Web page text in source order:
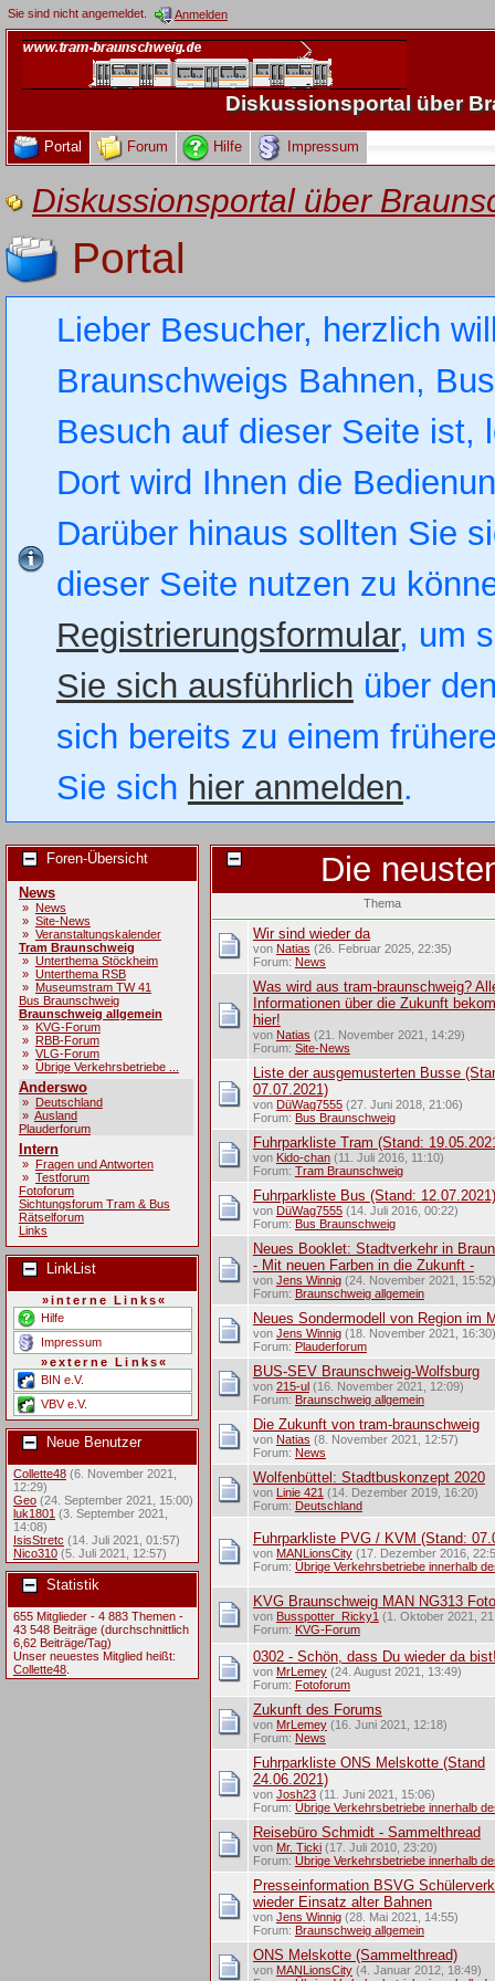
Sie sind nicht angemeldet. Anmelden
Diskussionsportal über
Portal Forum Hilfe Impressum
Diskussionsportal über
Portal
Lieber Besucher, herzlich
Braunschweigs Bahnen,
Besuch auf dieser Seite
Dort wird Ihnen die
Darüber hinaus sollten Sie
dieser Seite nutzen zu
Registrierungsformular, um
Sie sich ausführlich über
sich bereits zu einem
Sie sich hier anmelden.
Foren-Übersicht
News
» News
» Site-News
» Veranstaltungskalender
Tram Braunschweig
» Unterthema Stöckheim
» Unterthema RSB
» Museumstram TW 41
Bus Braunschweig
Braunschweig allgemein
» KVG-Forum
» RBB-Forum
» VLG-Forum
» Übrige Verkehrsbetriebe ...
Anderswo
» Deutschland
» Ausland
Plauderforum
Intern
» Fragen und Antworten
» Testforum
Fotoforum
Sichtungsforum Tram & Bus
Rätselforum
Links
LinkList
»interne Links«
Hilfe
Impressum
»externe Links«
BIN e.V.
VBV e.V.
Neue Benutzer
Collette48 (6. November 2021,
12:29)
Geo (24. September 2021, 15:00)
luk1801 (3. September 2021,
14:08)
IsisStretc (14. Juli 2021, 01:57)
Nico310 (5. Juli 2021, 12:57)
Statistik
655 Mitglieder - 4 883 Themen -
43 548 Beiträge (durchschnittlich
6,62 Beiträge/Tag)
Unser neuestes Mitglied heißt:
Collette48.
Die
Thema
Wir sind wieder da
von Natias (26. Februar 2025, 22:35)
Forum: News
Was wird aus tram-braunschweig?
Informationen über die Zukunft
hier!
von Natias (21. November 2021, 14:29)
Forum: Site-News
Liste der ausgemusterten Busse
07.07.2021)
von DüWag7555(27. Juni 2018, 21:06)
Forum: Bus Braunschweig
Fuhrparkliste Tram (Stand:
von Kido-chan(11. Juli 2016, 11:10)
Forum: Tram Braunschweig
Fuhrparkliste Bus (Stand: 12.07.2021)
von DüWag7555(14. Juli 2016, 00:22)
Forum: Bus Braunschweig
Neues Booklet: Stadtverkehr in
- Mit neuen Farben in die Zukunft -
von Jens Winnig(24. November 2021, 15:52)
Forum: Braunschweig allgemein
Neues Sondermodell von Region im
von Jens Winnig(18. November 2021, 16:30)
Forum: Plauderforum
BUS-SEV Braunschweig-Wolfsburg
von 215-ul(16. November 2021, 12:09)
Forum: Braunschweig allgemein
Die Zukunft von tram-braunschweig
von Natias (8. November 2021, 12:57)
Forum: News
Wolfenbüttel: Stadtbuskonzept 2020
von Linie 421 (14. Dezember 2019, 16:20)
Forum: Deutschland
Fuhrparkliste PVG / KVM (Stand:
von MANLionsCity(17. Dezember 2016,
Forum: Übrige Verkehrsbetriebe innerhalb
KVG Braunschweig MAN NG313
von Busspotter_Ricky1 (1. Oktober 2021,
Forum: KVG-Forum
0302 - Schön, dass Du wieder da
von MrLemey(24. August 2021, 13:49)
Forum: Fotoforum
Zukunft des Forums
von MrLemey(16. Juni 2021, 12:18)
Forum: News
Fuhrparkliste ONS Melskotte (Stand
24.06.2021)
von Josh23(11. Juni 2021, 15:06)
Forum: Übrige Verkehrsbetriebe innerhalb
Reisebüro Schmidt - Sammelthread
von Mr. Ticki(17. Juli 2010, 23:20)
Forum: Übrige Verkehrsbetriebe innerhalb
Presseinformation BSVG
wieder Einsatz alter Bahnen
von Jens Winnig(28. Mai 2021, 14:55)
Forum: Braunschweig allgemein
ONS Melskotte (Sammelthread)
von MANLionsCity(4. Januar 2012, 18:49)